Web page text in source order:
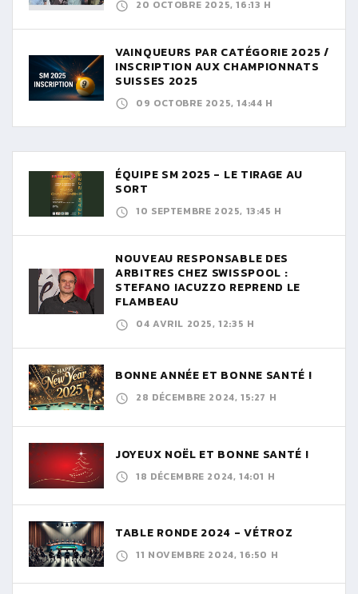
20 OCTOBRE 2025, 16:13 H
VAINQUEURS PAR CATÉGORIE 2025 /
INSCRIPTION AUX CHAMPIONNATS
SUISSES 2025
09 OCTOBRE 2025, 14:44 H
ÉQUIPE SM 2025 - LE TIRAGE AU
SORT
10 SEPTEMBRE 2025, 13:45 H
NOUVEAU RESPONSABLE DES
ARBITRES CHEZ SWISSPOOL :
STEFANO IACUZZO REPREND LE
FLAMBEAU
04 AVRIL 2025, 12:35 H
BONNE ANNÉE ET BONNE SANTÉ !
28 DÉCEMBRE 2024, 15:27 H
JOYEUX NOËL ET BONNE SANTÉ !
18 DÉCEMBRE 2024, 14:01 H
TABLE RONDE 2024 - VÉTROZ
11 NOVEMBRE 2024, 16:50 H